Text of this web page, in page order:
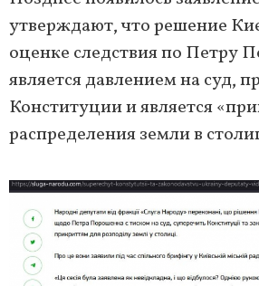
утверждают, что решение
оценке следствия по Петру
является давлением на суд,
Конституции и является
распределения земли в